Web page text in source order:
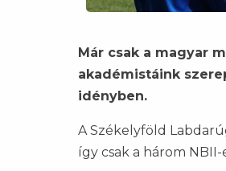
Már csak a magyar
akadémistáink
idényben.
A Székelyföld
így csak a három